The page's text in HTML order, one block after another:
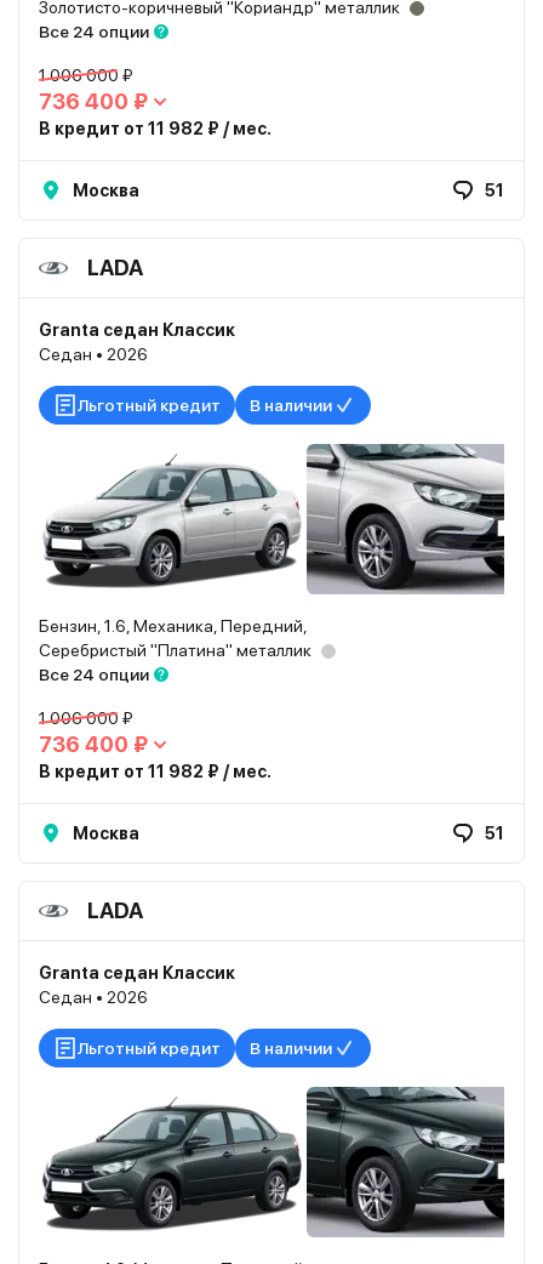
Золотисто-коричневый "Кориандр" металлик
Все 24 опции
1 006 000 ₽
736 400 ₽
В кредит от 11 982 ₽ / мес.
Москва 51
LADA
Granta седан Классик
Седан • 2026
Льготный кредит В наличии
Бензин, 1.6, Механика, Передний,
Серебристый "Платина" металлик
Все 24 опции
1 006 000 ₽
736 400 ₽
В кредит от 11 982 ₽ / мес.
Москва 51
LADA
Granta седан Классик
Седан • 2026
Льготный кредит В наличии